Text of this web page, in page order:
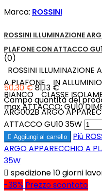
Marca: ROSSINI
ROSSINI ILLUMINAZIONE
PLAFONE CON ATTACCO
(0)
ROSSINI ILLUMINAZIONE
A PLAFONE IN
BIANCO CLASSE
max ATTACCO: GU10
50,30 €81,13 €
Campo quantità del
ARG002B ARGO
ATTACCO GU10 35W
 Aggiungi al carrello Più
ARGO APPARECCHIO A
35W
 spedizione 10 giorni
-38% Prezzo scontato